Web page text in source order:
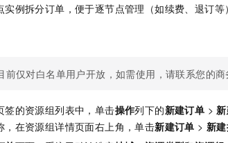
例拆分订单，便于逐节点管理（如续费、退订等
前仅对白名单用户开放，如需使用，请联系您的商
签的资源组列表中，单击操作列下的新建订单 >
，在资源组详情页面右上角，单击新建订单 > 新